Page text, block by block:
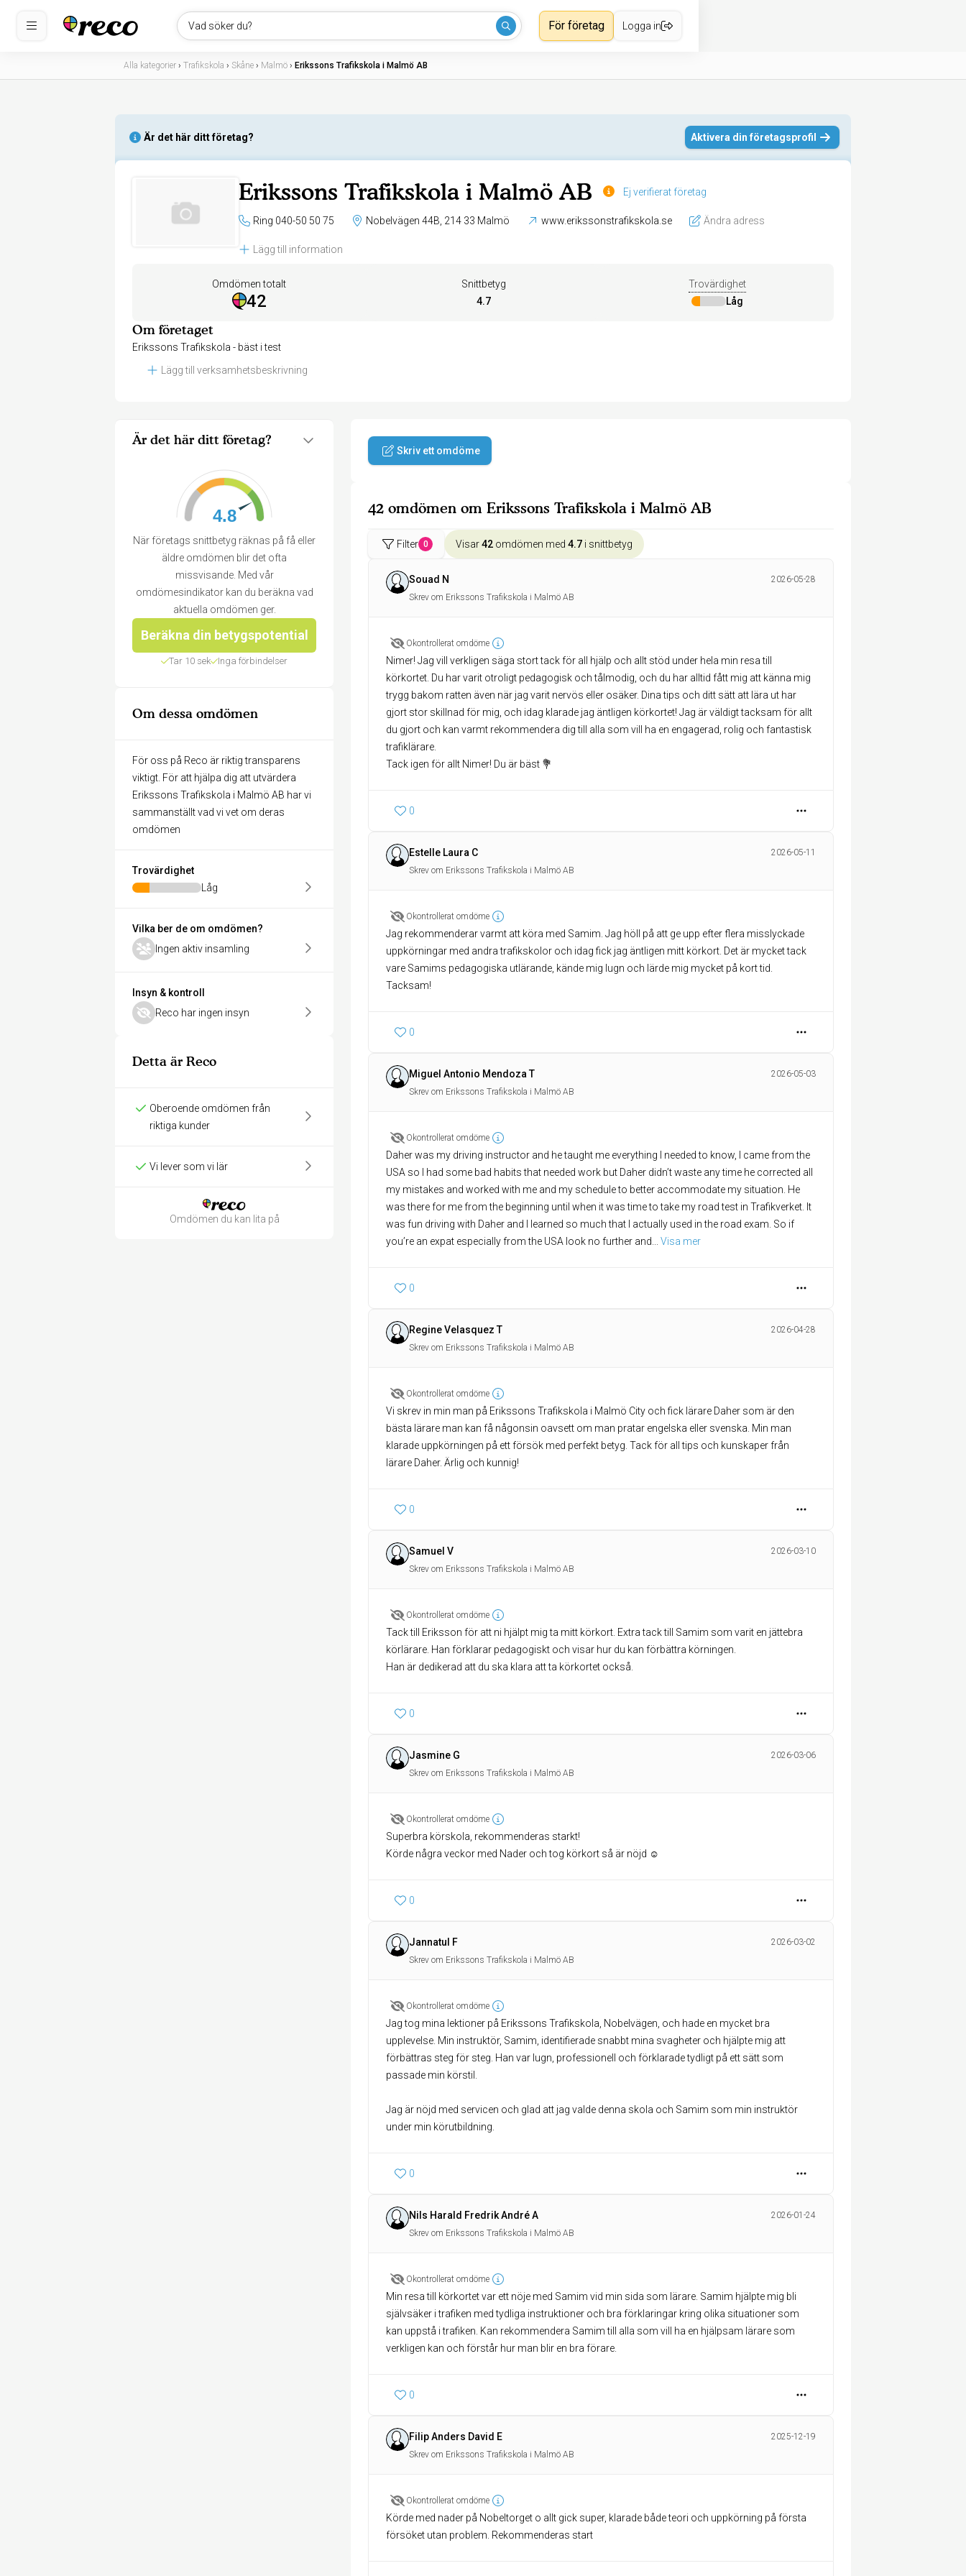
Vad söker du? För företag Logga in
Alla kategorier › Trafikskola › Skåne › Malmö › Erikssons Trafikskola i Malmö AB
Är det här ditt företag? Aktivera din företagsprofil
Erikssons Trafikskola i Malmö AB Ej verifierat företag
Ring 040-50 50 75 Nobelvägen 44B, 214 33 Malmö www.erikssonstrafikskola.se Ändra adress
Lägg till information
Omdömen totalt
42
Snittbetyg
4.7
Trovärdighet
Låg
Om företaget
Erikssons Trafikskola - bäst i test
Lägg till verksamhetsbeskrivning
Är det här ditt företag?
4.8
När företags snittbetyg räknas på få eller
äldre omdömen blir det ofta
missvisande. Med vår
omdömesindikator kan du beräkna vad
aktuella omdömen ger.
Beräkna din betygspotential
Tar 10 sek Inga förbindelser
Om dessa omdömen
För oss på Reco är riktig transparens
viktigt. För att hjälpa dig att utvärdera
Erikssons Trafikskola i Malmö AB har vi
sammanställt vad vi vet om deras
omdömen
Trovärdighet
Låg
Vilka ber de om omdömen?
Ingen aktiv insamling
Insyn & kontroll
Reco har ingen insyn
Detta är Reco
Oberoende omdömen från
riktiga kunder
Vi lever som vi lär
Omdömen du kan lita på
Skriv ett omdöme
42 omdömen om Erikssons Trafikskola i Malmö AB
Filter 0 Visar42 omdömen med 4.7 i snittbetyg
Souad N
2026-05-28
Skrev om Erikssons Trafikskola i Malmö AB
Okontrollerat omdöme
Nimer! Jag vill verkligen säga stort tack för all hjälp och allt stöd under hela min resa till
körkortet. Du har varit otroligt pedagogisk och tålmodig, och du har alltid fått mig att känna mig
trygg bakom ratten även när jag varit nervös eller osäker. Dina tips och ditt sätt att lära ut har
gjort stor skillnad för mig, och idag klarade jag äntligen körkortet! Jag är väldigt tacksam för allt
du gjort och kan varmt rekommendera dig till alla som vill ha en engagerad, rolig och fantastisk
trafiklärare.
0
Estelle Laura C
2026-05-11
Skrev om Erikssons Trafikskola i Malmö AB
Okontrollerat omdöme
Jag rekommenderar varmt att köra med Samim. Jag höll på att ge upp efter flera misslyckade
uppkörningar med andra trafikskolor och idag fick jag äntligen mitt körkort. Det är mycket tack
vare Samims pedagogiska utlärande, kände mig lugn och lärde mig mycket på kort tid.
Tacksam!
0
Miguel Antonio Mendoza T
2026-05-03
Skrev om Erikssons Trafikskola i Malmö AB
Okontrollerat omdöme
Daher was my driving instructor and he taught me everything I needed to know, I came from the
USA so I had some bad habits that needed work but Daher didn’t waste any time he corrected all
my mistakes and worked with me and my schedule to better accommodate my situation. He
was there for me from the beginning until when it was time to take my road test in Trafikverket. It
was fun driving with Daher and I learned so much that I actually used in the road exam. So if
you’re an expat especially from the USA look no further and
Visa mer
0
Regine Velasquez T
2026-04-28
Skrev om Erikssons Trafikskola i Malmö AB
Okontrollerat omdöme
Vi skrev in min man på Erikssons Trafikskola i Malmö City och fick lärare Daher som är den
bästa lärare man kan få någonsin oavsett om man pratar engelska eller svenska. Min man
klarade uppkörningen på ett försök med perfekt betyg. Tack för all tips och kunskaper från
lärare Daher. Ärlig och kunnig!
0
Samuel V
2026-03-10
Skrev om Erikssons Trafikskola i Malmö AB
Okontrollerat omdöme
Tack till Eriksson för att ni hjälpt mig ta mitt körkort. Extra tack till Samim som varit en jättebra
körlärare. Han förklarar pedagogiskt och visar hur du kan förbättra körningen.
Han är dedikerad att du ska klara att ta körkortet också.
0
Jasmine G
2026-03-06
Skrev om Erikssons Trafikskola i Malmö AB
Okontrollerat omdöme
Superbra körskola, rekommenderas starkt!
Körde några veckor med Nader och tog körkort så är nöjd ☺️
0
Jannatul F
2026-03-02
Skrev om Erikssons Trafikskola i Malmö AB
Okontrollerat omdöme
Jag tog mina lektioner på Erikssons Trafikskola, Nobelvägen, och hade en mycket bra
upplevelse. Min instruktör, Samim, identifierade snabbt mina svagheter och hjälpte mig att
förbättras steg för steg. Han var lugn, professionell och förklarade tydligt på ett sätt som
passade min körstil.
Jag är nöjd med servicen och glad att jag valde denna skola och Samim som min instruktör
under min körutbildning.
0
Nils Harald Fredrik André A
2026-01-24
Skrev om Erikssons Trafikskola i Malmö AB
Okontrollerat omdöme
Min resa till körkortet var ett nöje med Samim vid min sida som lärare. Samim hjälpte mig bli
självsäker i trafiken med tydliga instruktioner och bra förklaringar kring olika situationer som
kan uppstå i trafiken. Kan rekommendera Samim till alla som vill ha en hjälpsam lärare som
verkligen kan och förstår hur man blir en bra förare.
0
Filip Anders David E
2025-12-19
Skrev om Erikssons Trafikskola i Malmö AB
Okontrollerat omdöme
Körde med nader på Nobeltorget o allt gick super, klarade både teori och uppkörning på första
försöket utan problem. Rekommenderas start